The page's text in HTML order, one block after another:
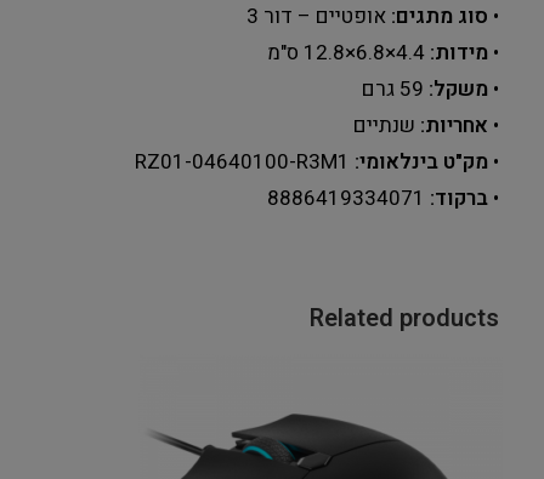
• סוג מתגים: אופטיים – דור 3
•מידות: ‎12.8×6.8×4.4 ס"מ
•משקל:
• אחריות: שנתיים
•מק"ט בינלאומי:
•ברקוד:
Related products